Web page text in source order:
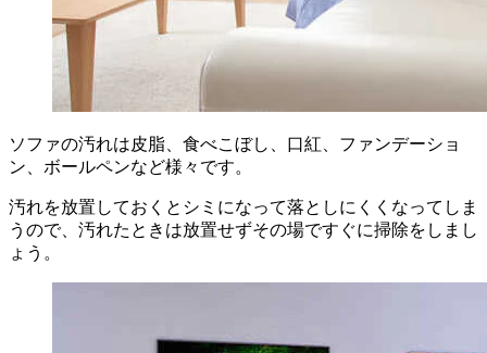
ソファの汚れは皮脂、食べこぼし、口紅、ファンデーショ
ン、ボールペンなど様々です。
汚れを放置しておくとシミになって落としにくくなってしま
うので、汚れたときは放置せずその場ですぐに掃除をしまし
ょう。